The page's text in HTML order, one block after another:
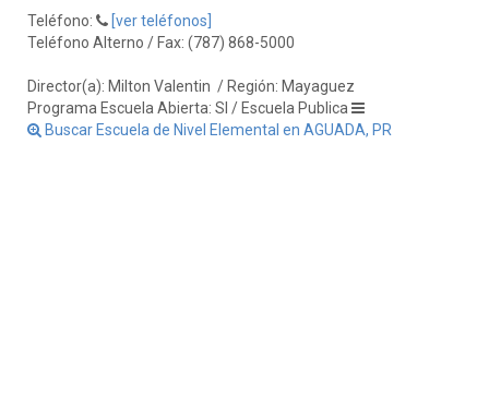
Teléfono:
[ver teléfonos]
Teléfono Alterno / Fax: (787) 868-5000
Director(a): Milton Valentin / Región: Mayaguez
Programa Escuela Abierta: SI / Escuela Publica
Buscar Escuela de Nivel Elemental en AGUADA, PR